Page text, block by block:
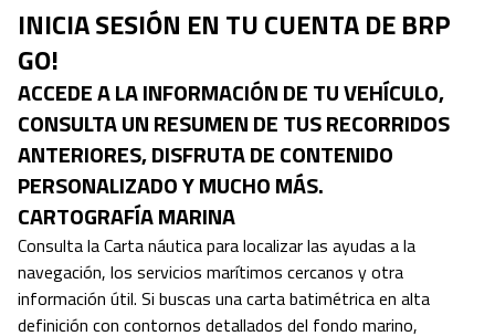
INICIA SESIÓN EN TU CUENTA DE BRP
GO!
ACCEDE A LA INFORMACIÓN DE TU VEHÍCULO,
CONSULTA UN RESUMEN DE TUS RECORRIDOS
ANTERIORES, DISFRUTA DE CONTENIDO
PERSONALIZADO Y MUCHO MÁS.
CARTOGRAFÍA MARINA
Consulta la Carta náutica para localizar las ayudas a la
navegación, los servicios marítimos cercanos y otra
información útil. Si buscas una carta batimétrica en alta
definición con contornos detallados del fondo marino,